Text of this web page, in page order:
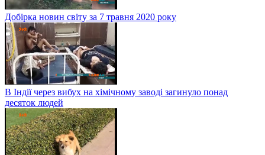
Добірка новин світу за 7 травня 2020 року
В Індії через вибух на хімічному заводі загинуло понад
десяток людей